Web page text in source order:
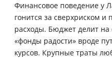
Финансовое поведение у
гонится за сверхриском
расходы. Бюджет делит на
«фонды радости» вроде
курсов. Крупные траты